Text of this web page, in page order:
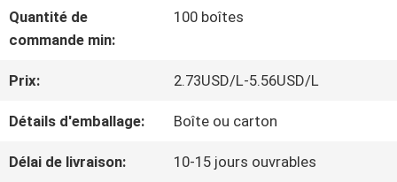
CONTRÔLE
Quantité de
commande min:
100 boîtes
Prix: 2.73USD/L-5.56USD/L
Détails d'emballage: Boîte ou carton
Délai de livraison: 10-15 jours ouvrables